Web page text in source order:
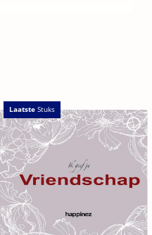
LaatsteStuks